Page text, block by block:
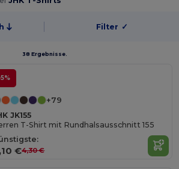
Filter ✓
38 Ergebnisse.
+79
JK155
T-Shirt mit Rundhalsausschnitt 155
€4,30 €